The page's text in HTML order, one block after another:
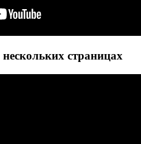
страницах